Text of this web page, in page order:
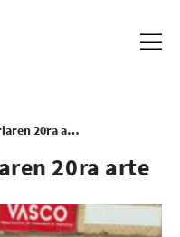
Lan plangintza urriaren 20ra arte
20ra arte